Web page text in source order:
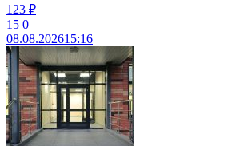
123 ₽
15 0
08.08.202615:16